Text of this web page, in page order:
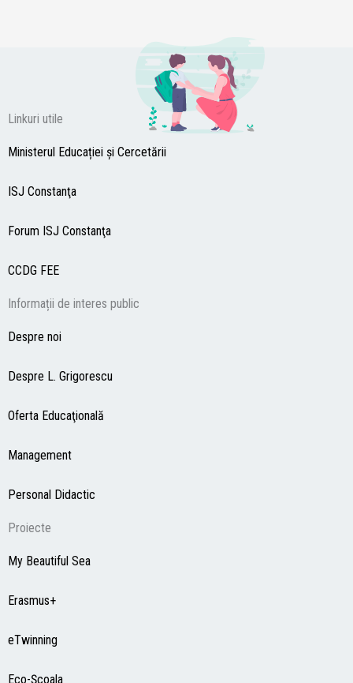
Linkuri utile
Ministerul Educației și Cercetării
ISJ Constanţa
Forum ISJ Constanţa
CCDG FEE
Informații de interes public
Despre noi
Despre L. Grigorescu
Oferta Educaţională
Management
Personal Didactic
Proiecte
My Beautiful Sea
Erasmus+
eTwinning
Eco-Şcoala